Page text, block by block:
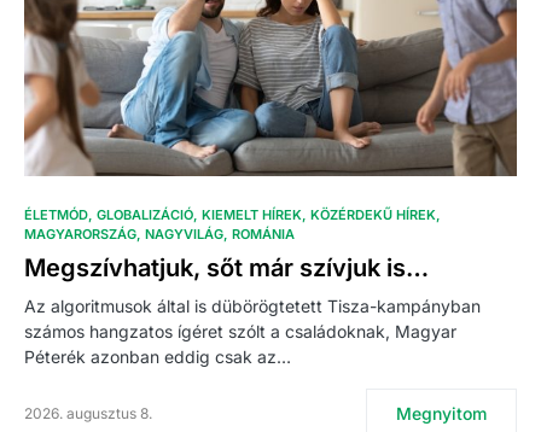
ÉLETMÓD GLOBALIZÁCIÓ KIEMELT HÍREK KÖZÉRDEKŰ HÍREK
MAGYARORSZÁG NAGYVILÁG ROMÁNIA
Megszívhatjuk, sőt már szívjuk is…
Az algoritmusok által is dübörögtetett Tisza-kampányban
számos hangzatos ígéret szólt a családoknak, Magyar
Péterék azonban eddig csak az…
2026. augusztus 8. Megnyitom